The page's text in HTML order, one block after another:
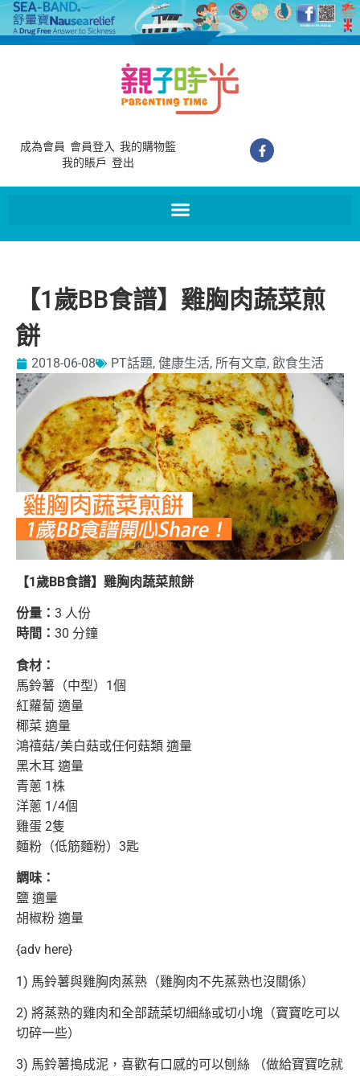
成為會員 會員登入 我的購物籃
我的賬戶 登出
【1歲BB食譜】雞胸肉蔬菜煎
餅
2018-06-08 PT話題, 健康生活, 所有文章, 飲食生活
【1歲BB食譜】雞胸肉蔬菜煎餅
份量： 3 人份
時間： 30 分鐘
食材：
馬鈴薯（中型）1個
紅蘿蔔 適量
椰菜 適量
鴻禧菇/美白菇或任何菇類 適量
黑木耳 適量
青蔥 1株
洋蔥 1/4個
雞蛋 2隻
麵粉（低筋麵粉）3匙
調味：
鹽 適量
胡椒粉 適量
{adv here}
1) 馬鈴薯與雞胸肉蒸熟（雞胸肉不先蒸熟也沒關係）
2) 將蒸熟的雞肉和全部蔬菜切細絲或切小塊（寶寶吃可以
切碎一些）
3) 馬鈴薯搗成泥，喜歡有口感的可以刨絲 （做給寶寶吃就